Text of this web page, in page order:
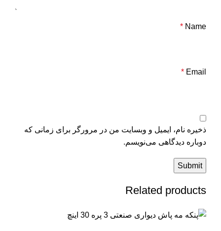
Name
*
Email
*
ذخیره نام، ایمیل و وبسایت من در مرورگر برای زمانی که
دوباره دیدگاهی می‌نویسم.
Related products